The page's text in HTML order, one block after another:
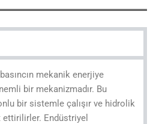
mekanik enerjiye
bir mekanizmadır. Bu
bir sistemle çalışır ve hidrolik
ettirilirler. Endüstriyel